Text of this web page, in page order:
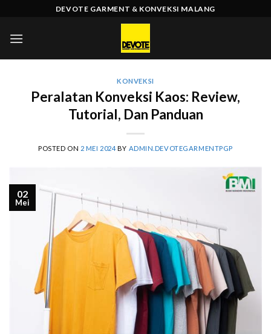
content
DEVOTE GARMENT & KONVEKSI MALANG
KONVEKSI
Peralatan Konveksi Kaos: Review,
Tutorial, Dan Panduan
POSTED ON 2 MEI 2024 BY ADMIN.DEVOTEGARMENTPGP
02
Mei